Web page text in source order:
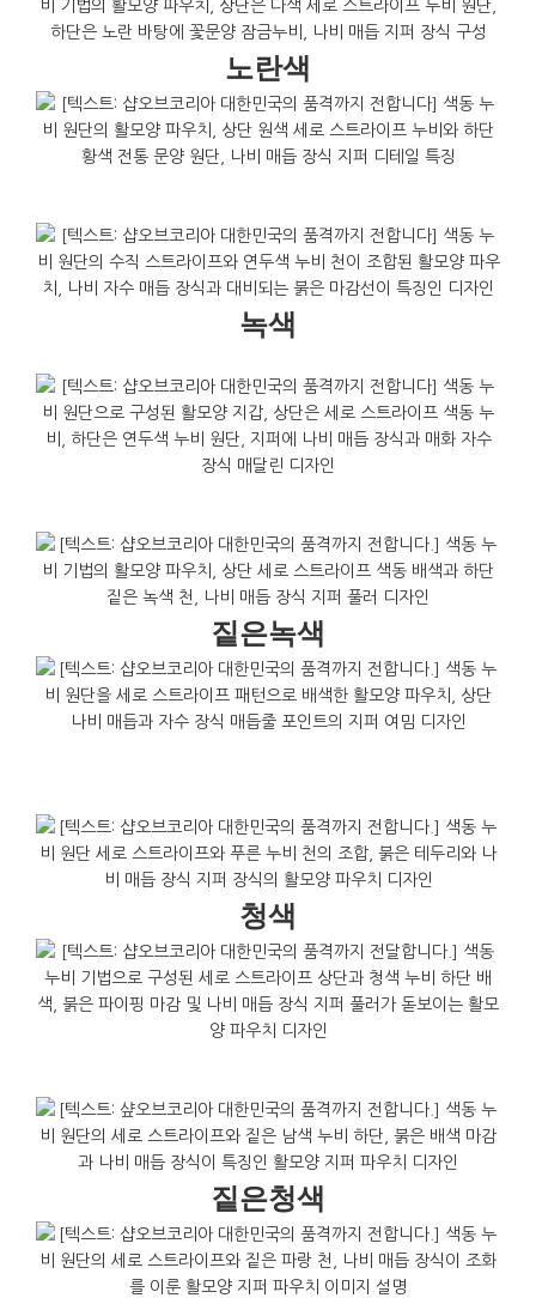
노란색
녹색
짙은녹색
청색
짙은청색